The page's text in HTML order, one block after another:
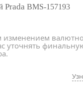
Prada BMS-157193
изменением
уточнять